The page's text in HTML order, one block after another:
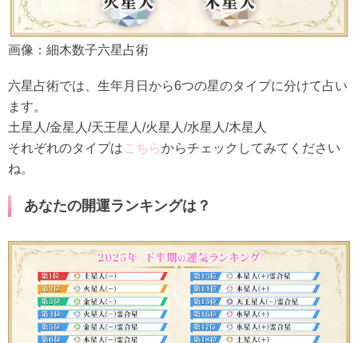
画像：細木数子六星占術
六星占術では、生年月日から6つの星のタイプに分けて占い
ます。
土星人/金星人/天王星人/火星人/水星人/木星人
それぞれのタイプはこちらからチェックしてみてください
ね。
あなたの開運ランキングは？